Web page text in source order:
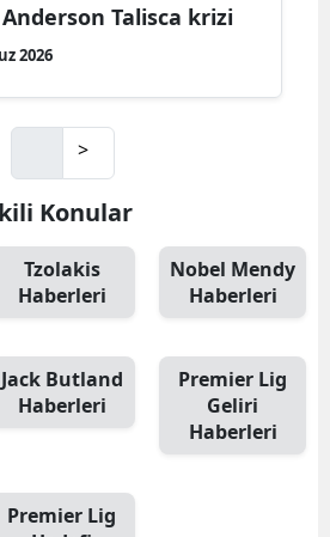
Talisca krizi
2026
>
Konular
Tzolakis
Haberleri
Nobel Mendy
Haberleri
Jack Butland
Haberleri
Premier Lig
Geliri
Haberleri
Premier Lig